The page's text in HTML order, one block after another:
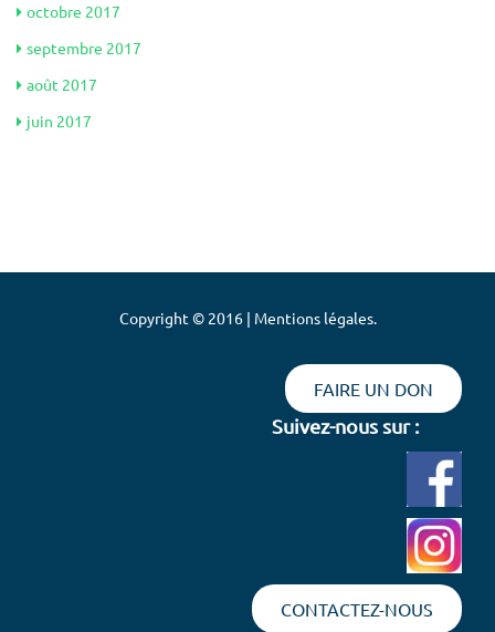
octobre 2017
septembre 2017
août 2017
juin 2017
Copyright © 2016 | Mentions légales.
FAIRE UN DON
Suivez-nous sur :
CONTACTEZ-NOUS